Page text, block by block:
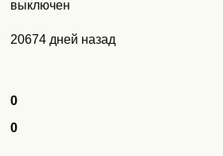
выключен
20674 дней назад
0
0